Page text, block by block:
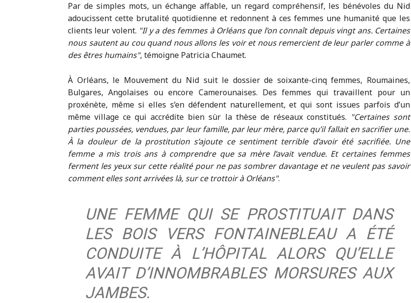
Par de simples mots, un échange affable, un regard compréhensif, les bénévoles du Nid
adoucissent cette brutalité quotidienne et redonnent à ces femmes une humanité que les
clients leur volent. Il y a des femmes à Orléans que l’on connaît depuis vingt ans. Certaines
nous sautent au cou quand nous allons les voir et nous remercient de leur parler comme à
des êtres humains , témoigne Patricia Chaumet.
À Orléans, le Mouvement du Nid suit le dossier de soixante-cinq femmes, Roumaines,
Bulgares, Angolaises ou encore Camerounaises. Des femmes qui travaillent pour un
proxénète, même si elles s’en défendent naturellement, et qui sont issues parfois d’un
même village ce qui accrédite bien sùr la thèse de réseaux constitués.
Certaines sont
parties poussées, vendues, par leur famille, par leur mère, parce qu’il fallait en sacrifier une.
À la douleur de la prostitution s’ajoute ce sentiment terrible d’avoir été sacrifiée. Une
femme a mis trois ans à comprendre que sa mère l’avait vendue. Et certaines femmes
ferment les yeux sur cette réalité pour ne pas sombrer davantage et ne veulent pas savoir
comment elles sont arrivées là, sur ce trottoir à Orléans .
UNE FEMME QUI SE PROSTITUAIT DANS
LES BOIS VERS FONTAINEBLEAU A ÉTÉ
CONDUITE À L’HÔPITAL ALORS QU’ELLE
AVAIT D’INNOMBRABLES MORSURES AUX
JAMBES.